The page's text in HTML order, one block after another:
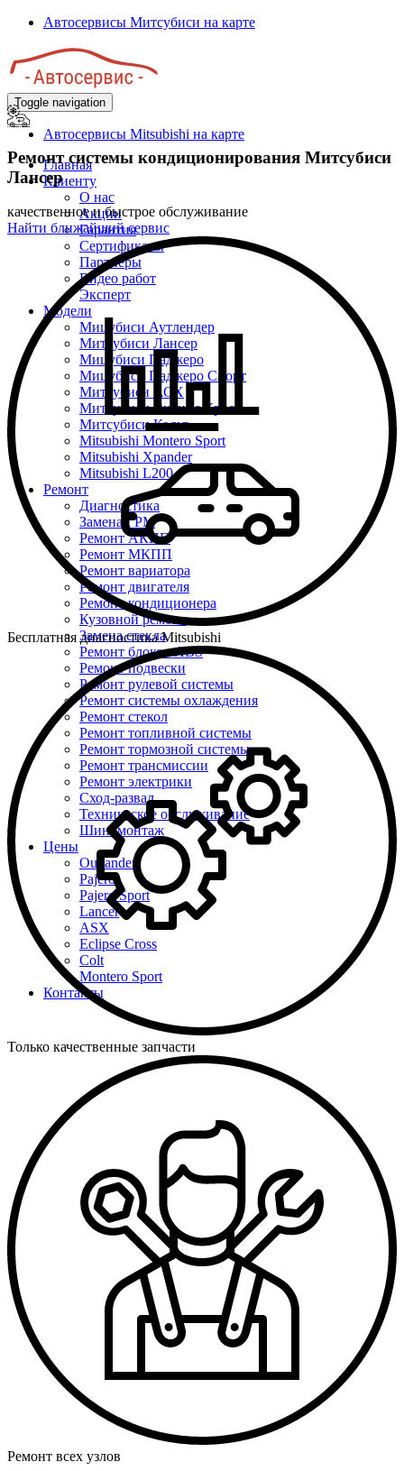
Перейти
основному
содержанию
Автосервисы Митсубиси на карте
Toggle navigation
Автосервисы Mitsubishi на карте
Главная
Клиенту
О нас
Акции
Гарантия
Сертификаты
Партнёры
Видео работ
Эксперт
Модели
Мицубиси Аутлендер
Митсубиси Лансер
Мицубиси Паджеро
Мицубиси Паджеро Спорт
Митсубиси АСХ
Митсубиси Эклипс Кросс
Митсубиси Кольт
Mitsubishi Montero Sport
Mitsubishi Xpander
Mitsubishi L200
Ремонт
Диагностика
Замена ГРМ
Ремонт АКПП
Ремонт МКПП
Ремонт вариатора
Ремонт двигателя
Ремонт кондиционера
Кузовной ремонт
Замена стекла
Ремонт блоков ABS
Ремонт подвески
Ремонт рулевой системы
Ремонт системы охлаждения
Ремонт стекол
Ремонт топливной системы
Ремонт тормозной системы
Ремонт трансмиссии
Ремонт электрики
Сход-развал
Техническое обслуживание
Шиномонтаж
Цены
Outlander
Pajero
Pajero Sport
Lancer
ASX
Eclipse Cross
Colt
Montero Sport
Контакты
Ремонт системы кондиционирования Митсубиси
Лансер
качественное и быстрое обслуживание
Найти ближайший сервис
Бесплатная диагностика Mitsubishi
Только качественные запчасти
Ремонт всех узлов